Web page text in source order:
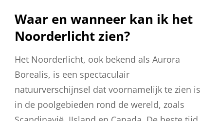
Waar en wanneer kan ik het
Noorderlicht zien?
Het Noorderlicht, ook bekend als Aurora
Borealis, is een spectaculair
natuurverschijnsel dat voornamelijk te zien is
in de poolgebieden rond de wereld, zoals